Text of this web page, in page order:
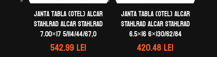
Janta tabla (otel) ALCAR
STAHLRAD ALCAR STAHLRAD
7.00×17 5/114/44/67,0
542.99lei
Janta tabla (otel) ALCAR
STAHLRAD ALCAR STAHLRAD
6.5×16 6×130/62/84
420.48lei